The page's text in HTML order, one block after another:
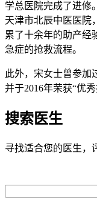
学总医院完成了进修
天津市北辰中医医院
累了十余年的助产经
急症的抢救流程。
此外，宋女士曾参加
并于2016年荣获“优秀
搜索医生
寻找适合您的医生，